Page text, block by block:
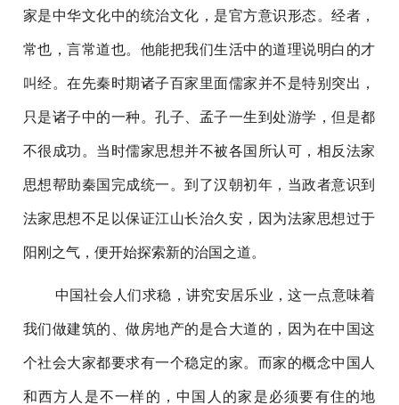
家是中华文化中的统治文化，是官方意识形态。经者，
常也，言常道也。他能把我们生活中的道理说明白的才
叫经。在先秦时期诸子百家里面儒家并不是特别突出，
只是诸子中的一种。孔子、孟子一生到处游学，但是都
不很成功。当时儒家思想并不被各国所认可，相反法家
思想帮助秦国完成统一。到了汉朝初年，当政者意识到
法家思想不足以保证江山长治久安，因为法家思想过于
阳刚之气，便开始探索新的治国之道。
中国社会人们求稳，讲究安居乐业，这一点意味着
我们做建筑的、做房地产的是合大道的，因为在中国这
个社会大家都要求有一个稳定的家。而家的概念中国人
和西方人是不一样的，中国人的家是必须要有住的地